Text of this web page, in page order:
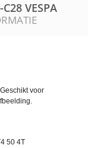
VESPA
voor
50 4T